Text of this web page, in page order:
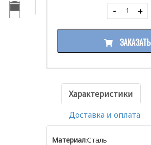
ЗАКАЗАТЬ
Характеристики
Доставка и оплата
Материал:Сталь